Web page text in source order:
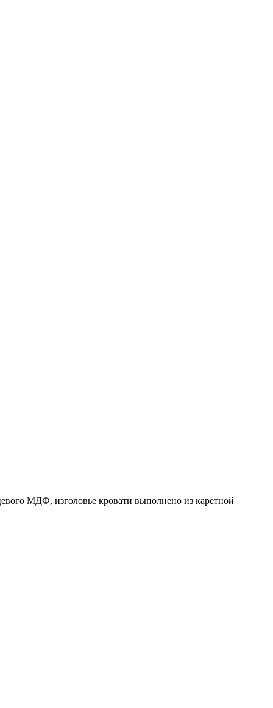
МДФ, изголовье кровати выполнено из каретной